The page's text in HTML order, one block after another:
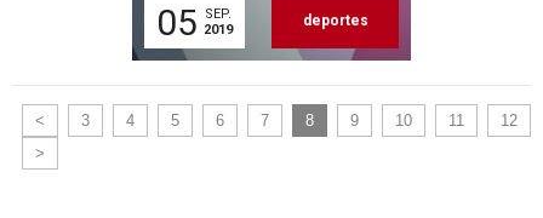
05
SEP.
2019
deportes
< 3 4 5 6 7 8 9 10 11
12
>